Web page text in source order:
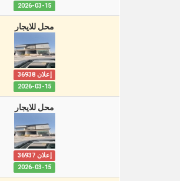
2026-03-15
محل للايجار
إعلان 36938
2026-03-15
محل للايجار
إعلان 36937
2026-03-15